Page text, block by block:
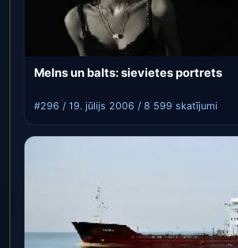
Melns un balts: sievietes portrets
#296 / 19. jūlijs 2006 / 8 599 skatījumi